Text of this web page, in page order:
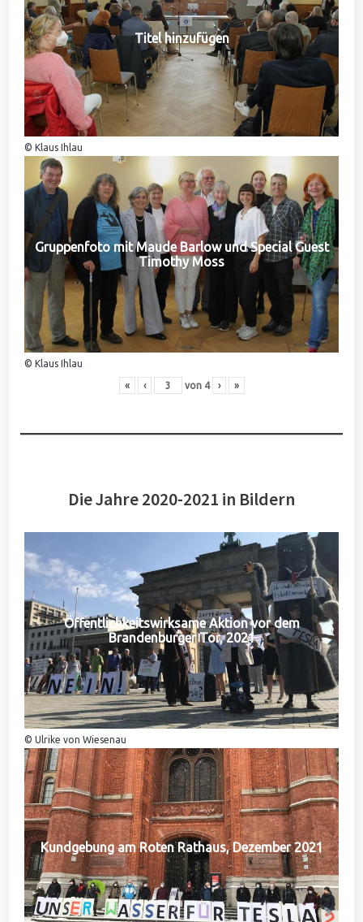
Titel hinzufügen
© Klaus Ihlau
Gruppenfoto mit Maude Barlow und Special Guest
Timothy Moss
© Klaus Ihlau
« ‹ von 4 › »
Die Jahre 2020-2021 in Bildern
Öffentlichkeitswirksame Aktion vor dem
Brandenburger Tor, 2021
© Ulrike von Wiesenau
Kundgebung am Roten Rathaus, Dezember 2021